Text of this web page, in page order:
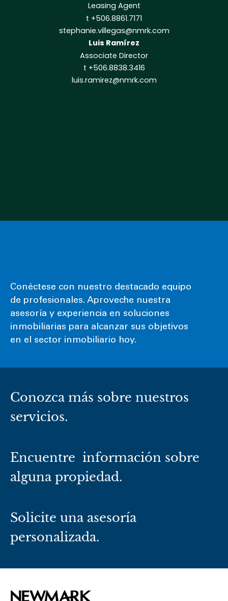
Leasing Agent
t +506.8861.7171
stephanie.villegas@nmrk.com
Luis Ramírez
Associate Director
t +506.8838.3416
luis.ramirez@nmrk.com
Conéctese con nuestro destacado equipo
de profesionales. Aproveche nuestra
asesoría y experiencia en soluciones
inmobiliarias para alcanzar sus objetivos
en el sector inmobiliario hoy.
Conozca más sobre nuestros
servicios.
Encuentre información sobre
alguna propiedad.
Solicite una asesoría
personalizada.